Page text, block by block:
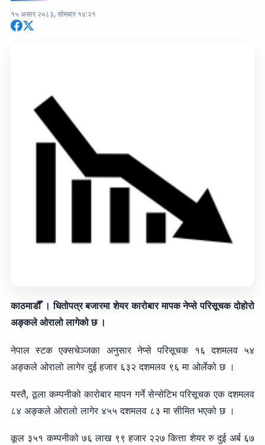
१५ असार २०८३, सोमबार १४:२१
काठमाडौँ । धितोपत्र बजारमा शेयर कारोबार मापक नेप्से परिसूचक दोहोरो
अङ्कले ओरालो लागेको छ ।
नेपाल स्टक एक्सचेञ्जका अनुसार नेप्से परिसूचक १६ दशमलव ५४
अङ्कले ओरालो लागेर दुई हजार ६३२ दशमलव ९६ मा ओर्लेको छ ।
यस्तै, ठूला कम्पनीको कारोबार मापन गर्ने सेन्सेटिभ परिसूचक एक दशमलव
८४ अङ्कले ओरालो लागेर ४५५ दशमलव ८३ मा सीमित भएको छ ।
कूल ३५१ कम्पनीको ७६ लाख ९९ हजार २२७ कित्ता शेयर रु दुई अर्ब ६७